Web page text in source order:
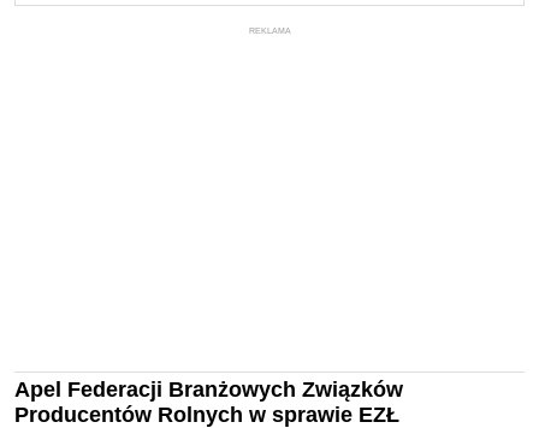
REKLAMA
Apel Federacji Branżowych Związków
Producentów Rolnych w sprawie EZŁ